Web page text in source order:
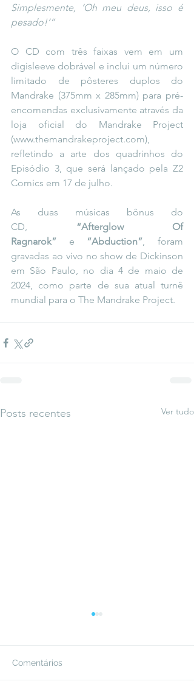
Simplesmente, ‘Oh meu deus, isso é
pesado!’”
O CD com três faixas vem em um
digisleeve dobrável e inclui um número
limitado de pôsteres duplos do
Mandrake (375mm x 285mm) para pré-
encomendas exclusivamente através da
loja oficial do Mandrake Project
(www.themandrakeproject.com),
refletindo a arte dos quadrinhos do
Episódio 3, que será lançado pela Z2
Comics em 17 de julho.
As duas músicas bônus do
CD, “Afterglow Of
Ragnarok” e “Abduction”, foram
gravadas ao vivo no show de Dickinson
em São Paulo, no dia 4 de maio de
2024, como parte de sua atual turnê
mundial para o The Mandrake Project.
Posts recentes Ver tudo
Comentários